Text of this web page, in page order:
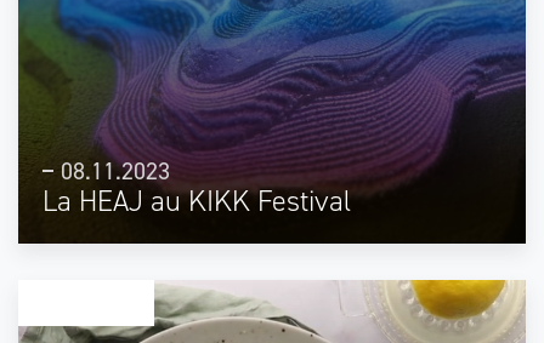
La HEAJ au KIKK Festival
08.11.2023